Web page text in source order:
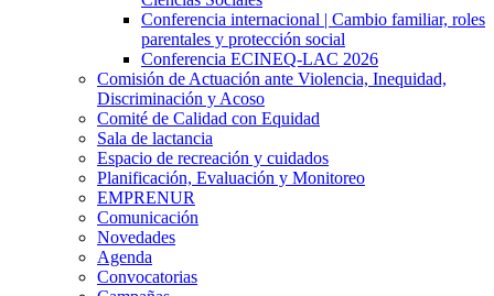
Conferencia internacional | Cambio familiar, roles
parentales y protección social
Conferencia ECINEQ-LAC 2026
Comisión de Actuación ante Violencia, Inequidad,
Discriminación y Acoso
Comité de Calidad con Equidad
Sala de lactancia
Espacio de recreación y cuidados
Planificación, Evaluación y Monitoreo
EMPRENUR
Comunicación
Novedades
Agenda
Convocatorias